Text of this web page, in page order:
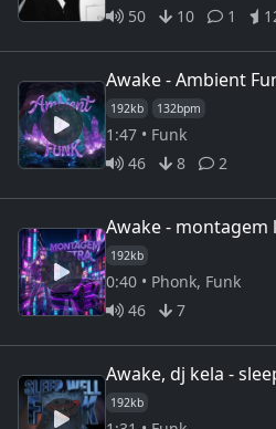
50
10 1
Awake - Ambient
192kb 132bpm
1:47 • Funk
46
8 2
Awake - montagem
192kb
0:40 • Phonk, Funk
46
7
Awake, dj kela -
192kb